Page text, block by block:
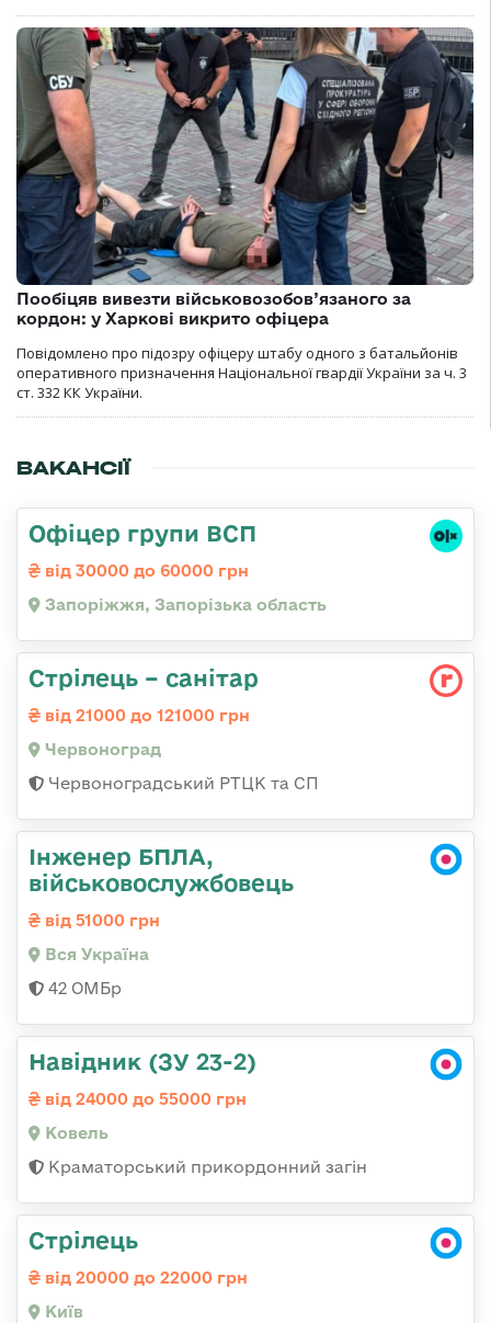
Пообіцяв вивезти військовозобов’язаного за
кордон: у Харкові викрито офіцера
Повідомлено про підозру офіцеру штабу одного з батальйонів
оперативного призначення Національної гвардії України за ч. 3
ст. 332 КК України.
ВАКАНСІЇ
Офіцер групи ВСП
від 30000 до 60000 грн
Запоріжжя, Запорізька область
Стрілець – санітар
від 21000 до 121000 грн
Червоноград
Червоноградський РТЦК та СП
Інженер БПЛА,
військовослужбовець
від 51000 грн
Вся Україна
42 ОМБр
Навідник (ЗУ 23-2)
від 24000 до 55000 грн
Ковель
Краматорський прикордонний загін
Стрілець
від 20000 до 22000 грн
Київ